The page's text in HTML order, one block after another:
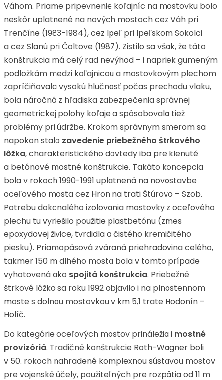
Váhom. Priame pripevnenie koľajníc na mostovku bolo
neskôr uplatnené na nových mostoch cez Váh pri
Trenčíne (1983-1984), cez Ipeľ pri Ipeľskom Sokolci
a cez Slanú pri Čoltove (1987). Zistilo sa však, že táto
konštrukcia má celý rad nevýhod – i napriek gumeným
podložkám medzi koľajnicou a mostovkovým plechom
zapríčiňovala vysokú hlučnosť počas prechodu vlaku,
bola náročná z hľadiska zabezpečenia správnej
geometrickej polohy koľaje a spôsobovala tiež
problémy pri údržbe. Krokom správnym smerom sa
napokon stalo zavedenie priebežného štrkového
lôžka, charakteristického dovtedy iba pre klenuté
a betónové mostné konštrukcie. Takáto koncepcia
bola v rokoch 1990-1991 uplatnená na novostavbe
oceľového mosta cez Hron na trati Štúrovo – Szob.
Potrebu dokonalého izolovania mostovky z oceľového
plechu tu vyriešilo použitie plastbetónu (zmes
epoxydovej živice, tvrdidla a čistého kremičitého
piesku). Priamopásová zváraná priehradovina celého,
takmer 150 m dlhého mosta bola v tomto prípade
vyhotovená ako spojitá konštrukcia. Priebežné
štrkové lôžko sa roku 1992 objavilo i na plnostennom
moste s dolnou mostovkou v km 5,1 trate Hodonín –
Holíč.
Do kategórie oceľových mostov prináležia i mostné
provizóriá. Tradičné konštrukcie Roth-Wagner boli
v 50. rokoch nahradené komplexnou sústavou mostov
pre vojenské účely, použiteľných pre rozpätia od 11 m